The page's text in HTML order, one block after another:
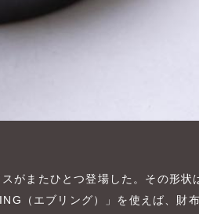
がまたひとつ登場した。その形状
（エブリング）」を使えば、財